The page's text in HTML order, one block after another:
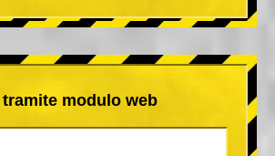
modulo web